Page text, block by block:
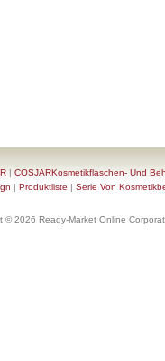
|COSJARKosmetikflaschen- Und
| Produktliste | Serie Von
© 2026 Ready-Market Online